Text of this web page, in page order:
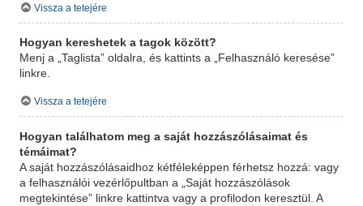
Vissza a tetejére
Hogyan kereshetek a tagok között?
Menj a „Taglista” oldalra, és kattints a „Felhasználó keresése”
linkre.
Vissza a tetejére
Hogyan találhatom meg a saját hozzászólásaimat és
témáimat?
A saját hozzászólásaidhoz kétféleképpen férhetsz hozzá: vagy
a felhasználói vezérlőpultban a „Saját hozzászólások
megtekintése” linkre kattintva vagy a profilodon keresztül. A